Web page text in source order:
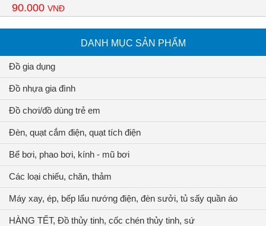
90.000 VNĐ
DANH MỤC SẢN PHẨM
Đồ gia dụng
Đồ nhựa gia đình
Đồ chơi/đồ dùng trẻ em
Đèn, quạt cắm điện, quạt tích điện
Bể bơi, phao bơi, kính - mũ bơi
Các loại chiếu, chăn, thảm
Máy xay, ép, bếp lẩu nướng điện, đèn sưởi, tủ sấy quần áo
HÀNG TẾT, Đồ thủy tinh, cốc chén thủy tinh, sứ